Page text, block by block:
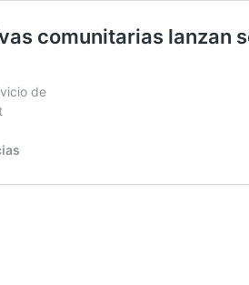
comunitarias lanzan